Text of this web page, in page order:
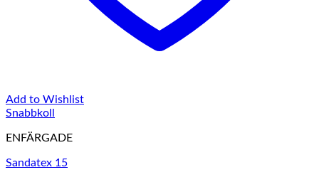
Add to Wishlist
Snabbkoll
ENFÄRGADE
Sandatex 15